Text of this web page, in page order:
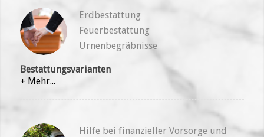
Erdbestattung
Feuerbestattung
Urnenbegräbnisse
Bestattungsvarianten
+ Mehr...
Hilfe bei finanzieller Vorsorge und